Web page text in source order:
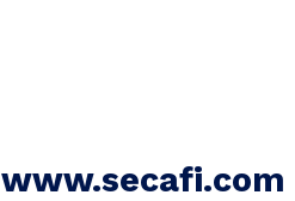
www.secafi.com